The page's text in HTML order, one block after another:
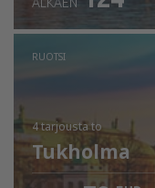
RUOTSI
4 tarjoustato
Tukholma